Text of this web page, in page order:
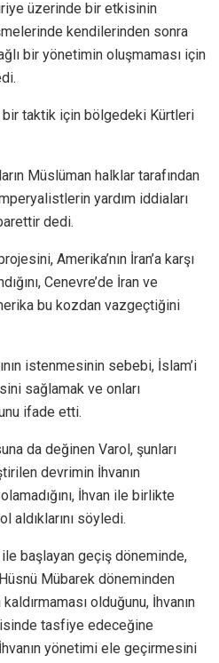
üzerinde bir etkisinin
kendilerinden sonra
bir yönetimin oluşmaması için
taktik için bölgedeki Kürtleri
Müslüman halklar tarafından
yardım iddiaları
dedi.
Amerika’nın İran’a karşı
Cenevre’de İran ve
bu kozdan vazgeçtiğini
istenmesinin sebebi, İslam’i
sağlamak ve onları
ifade etti.
da değinen Varol, şunları
devrimin İhvanın
İhvan ile birlikte
aldıklarını söyledi.
başlayan geçiş döneminde,
Hüsnü Mübarek döneminden
olduğunu, İhvanın
tasfiye edeceğine
İhvanın yönetimi ele geçirmesini